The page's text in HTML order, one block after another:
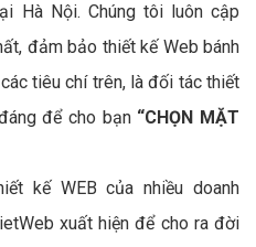
Hà Nội. Chúng tôi luôn cập
đảm bảo thiết kế Web bánh
tiêu chí trên, là đối tác thiết
để cho bạn “CHỌN MẶT
kế WEB của nhiều doanh
xuất hiện để cho ra đời